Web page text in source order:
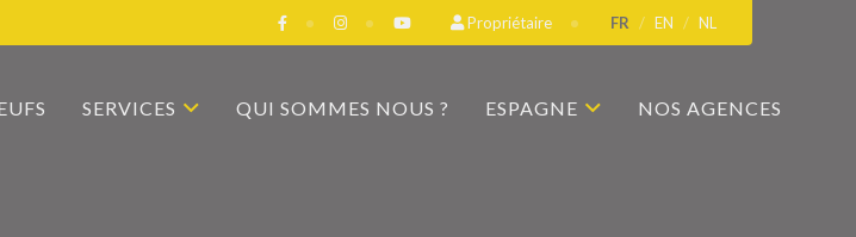
Propriétaire FR EN NL
SERVICES QUI SOMMES NOUS ? ESPAGNE
NOS AGENCES